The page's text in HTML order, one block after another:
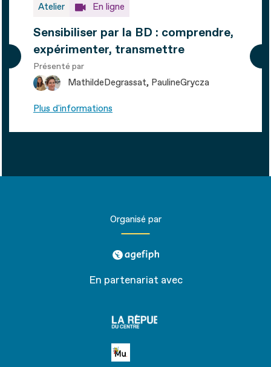
Atelier En ligne
Sensibiliser par la BD : comprendre,
expérimenter, transmettre
Présenté par
MathildeDegrassat PaulineGrycza
Plus d'informations
Organisé par
agefiph
En partenariat avec
république
Petite MU